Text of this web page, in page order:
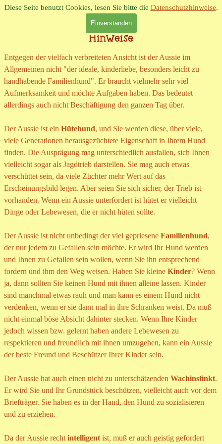
Diese Seite benutzt Cookies, lesen Sie bitte die Datenschutzhinweise.
Einverstanden
Direkt zum Seiteninhalt
Menü überspringen
Hinweise
Entgegen der vielfach verbreiteten Ansicht ist der Aussie im
Allgemeinen nicht "der ideale, kinderliebe, besonders leicht zu
handhabende Familienhund". Er braucht vielmehr sehr viel
Aufmerksamkeit und möchte Aufgaben haben. Das bedeutet
allerdings auch nicht Beschäftigung den ganzen Tag über.
Der Aussie ist ein Hütehund, und Sie werden diese, über viele,
viele Generationen herausgezüchtete Eigenschaft in Ihrem Hund
finden. Die Ausprägung mag unterschiedlich ausfallen, sich Ihnen
vielleicht sogar als Jagdtrieb darstellen. Sie mag auch etwas
verschüttet sein, da viele Züchter mehr Wert auf das
Erscheinungsbild legen. Aber seien Sie sich sicher, der Trieb ist
vorhanden. Wenn ein Aussie unterfordert ist hütet er vielleicht
Dinge oder Lebewesen, die er nicht hüten sollte.
Der Aussie ist nicht unbedingt der viel gepriesene Familienhund,
der nur jedem zu Gefallen sein möchte. Er wird Ihr Hund werden
und Ihnen zu Gefallen sein wollen, wenn Sie ihn entsprechend
fordern und ihm den Weg weisen. Haben Sie kleine Kinder? Wenn
ja, dann sollten Sie keinen Hund mit ihnen alleine lassen. Kinder
sind manchmal etwas rauh und man kann es einem Hund nicht
verdenken, wenn er sie dann mal in ihre Schranken weist. Da muß
nicht einmal böse Absicht dahinter stecken. Wenn Ihre Kinder
jedoch wissen bzw. gelernt haben andere Lebewesen zu
respektieren und freundlich mit ihnen umzugehen, kann ein Aussie
der beste Freund und Beschützer Ihrer Kinder sein.
Der Aussie hat auch einen nicht zu unterschätzenden Wachinstinkt.
Er wird Sie und Ihr Grundstück beschützen, vielleicht auch vor dem
Briefträger. Sie haben es in der Hand, den Hund zu sozialisieren
und zu erziehen.
Da der Aussie recht intelligent ist, muß er auch geistig gefordert